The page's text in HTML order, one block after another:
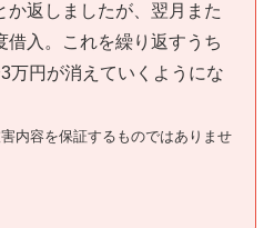
か返しましたが、翌月また
借入。これを繰り返すうち
万円が消えていくようにな
内容を保証するものではありませ